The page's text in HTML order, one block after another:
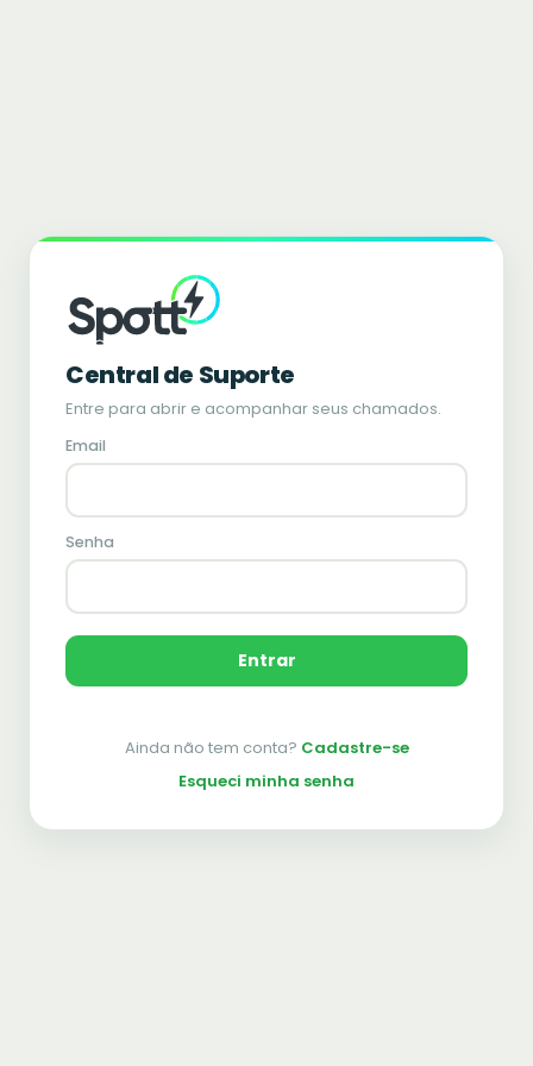
Central de Suporte
Entre para abrir e acompanhar seus chamados.
Email
Senha
Entrar
Ainda não tem conta? Cadastre-se
Esqueci minha senha